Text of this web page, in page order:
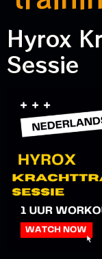
Hyrox
Sessie